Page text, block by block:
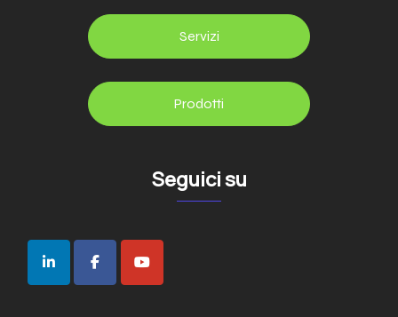
Servizi
Prodotti
Seguici su